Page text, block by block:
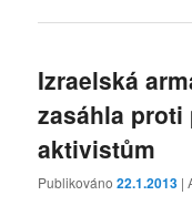
Izraelská
zasáhla
aktivistům
Publikováno22.1.2013 |